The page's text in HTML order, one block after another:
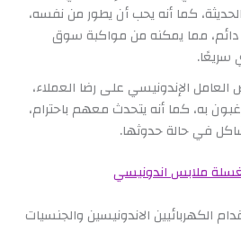
كما أنه يحب أن يطور من نفسه،
مما يمكنه من مواكبة سوق
سريعًا.
العامل الإندونيسي على رضا العملاء،
به، كما أنه يتحدث معهم باحترام،
في حالة حدوثها.
ملابس اندونيسي
الكهربائيين الاندونيسين والجنسيات